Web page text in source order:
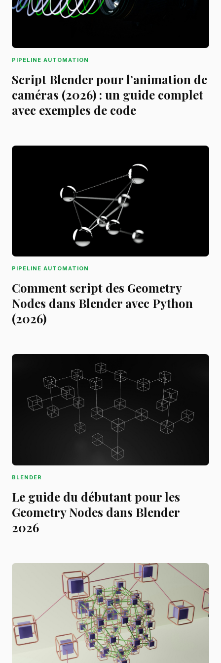
PIPELINE AUTOMATION
Script Blender pour l’animation de
caméras (2026) : un guide complet
avec exemples de code
PIPELINE AUTOMATION
Comment script des Geometry
Nodes dans Blender avec Python
(2026)
BLENDER
Le guide du débutant pour les
Geometry Nodes dans Blender
2026